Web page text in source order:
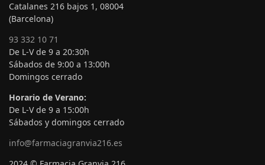
Catalanes 216 bajos 1, 08004
(Barcelona)
93 332 10 71
De L-V de 9 a 20:30h
Sábados de 9:00 a 13:00h
Domingos cerrado
Horario de Verano:
De L-V de 9 a 15:00h
Sábados y domingos cerrado
info@farmaciagranvia216.es